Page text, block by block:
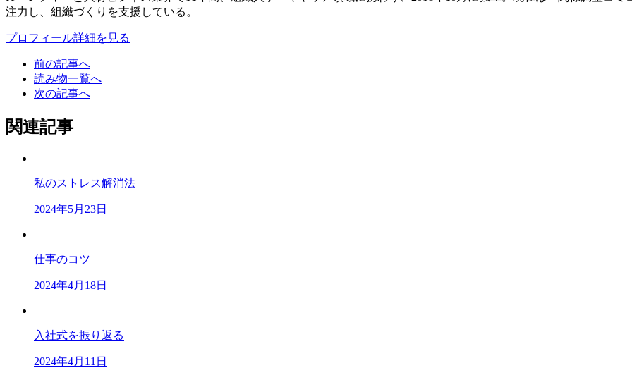
注力し、組織づくりを支援している。
プロフィール詳細を見る
前の記事へ
読み物一覧へ
次の記事へ
関連記事
私のストレス解消法
2024年5月23日
仕事のコツ
2024年4月18日
入社式を振り返る
2024年4月11日